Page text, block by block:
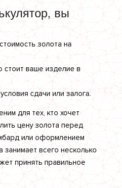
вы
золота на
стоит ваше изделие в
сдачи или залога.
для тех, кто хочет
цену золота перед
или оформлением
занимает всего несколько
принять правильное